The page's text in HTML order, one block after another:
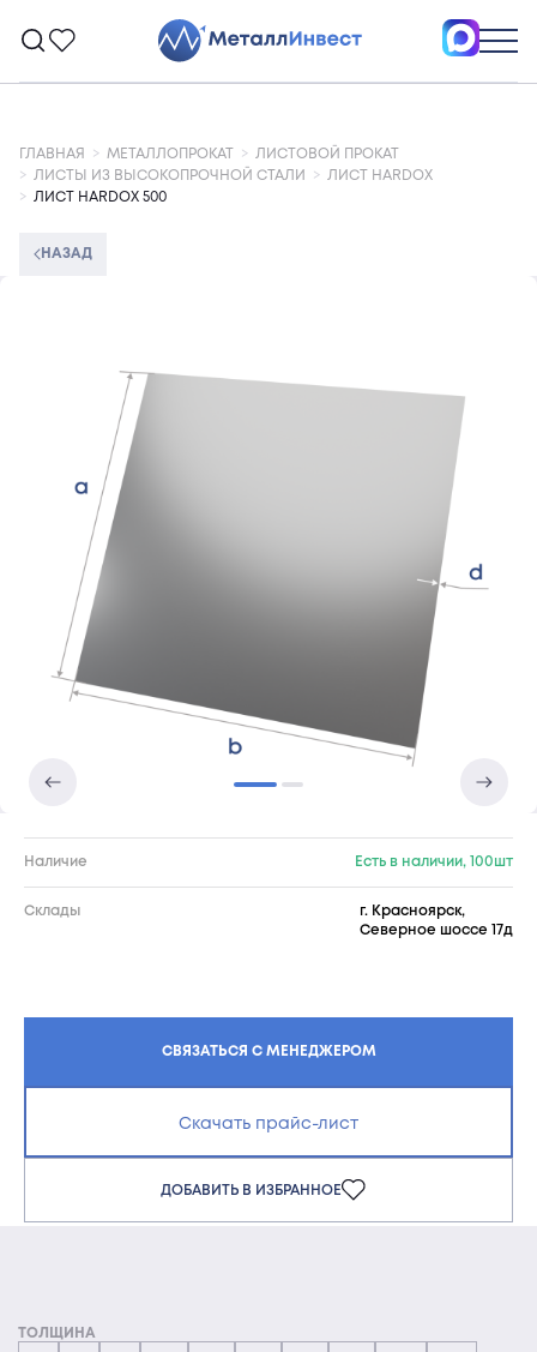
ГЛАВНАЯ МЕТАЛЛОПРОКАТ
ЛИСТОВОЙ ПРОКАТ
ЛИСТЫ ИЗ ВЫСОКОПРОЧНОЙ СТАЛИ
ЛИСТ HARDOX
ЛИСТ HARDOX 500
НАЗАД
Наличие Есть в наличии, 100шт
Склады
г. Красноярск,
Северное шоссе 17д
СВЯЗАТЬСЯ С МЕНЕДЖЕРОМ
Скачать прайс-лист
ДОБАВИТЬ В ИЗБРАННОЕ
ТОЛЩИНА